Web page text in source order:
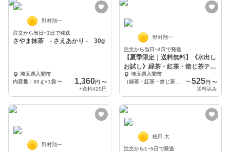
野村翔一
注文から当日~3日で発送
さやま抹茶 - さえあかり - 30g
埼玉県入間市
内容量：30ｇ×1袋〜 1,360円 〜
+送料420円
野村翔一
注文から当日~3日で発送
【夏季限定｜送料無料】《水出し
お試し》緑茶・紅茶・焙じ茶ティ
ーバッグセット
埼玉県入間市
（緑茶・紅茶・焙じ茶）各2個入り 【数量:1】
〜525円 〜
送料込み
野村翔一
植田 大
注文から1~5日で発送